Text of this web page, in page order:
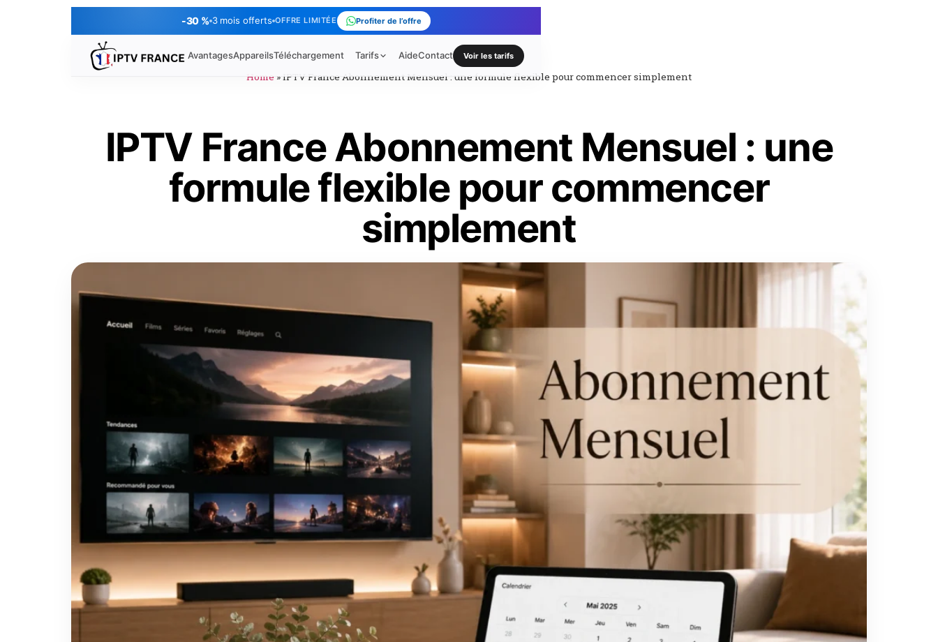
-30 % 3 mois offerts OFFRE LIMITÉE Profiter de l’offre
AvantagesAppareilsTéléchargement Tarifs AideContact Voir les tarifs
Home »IPTV France Abonnement Mensuel : une formule flexible pour commencer simplement
IPTV France Abonnement Mensuel : une
formule flexible pour commencer
simplement